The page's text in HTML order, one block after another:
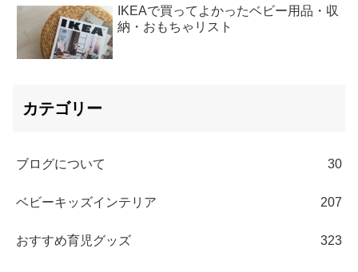
IKEAで買ってよかったベビー用品・収
納・おもちゃリスト
カテゴリー
ブログについて 30
ベビーキッズインテリア 207
おすすめ育児グッズ 323